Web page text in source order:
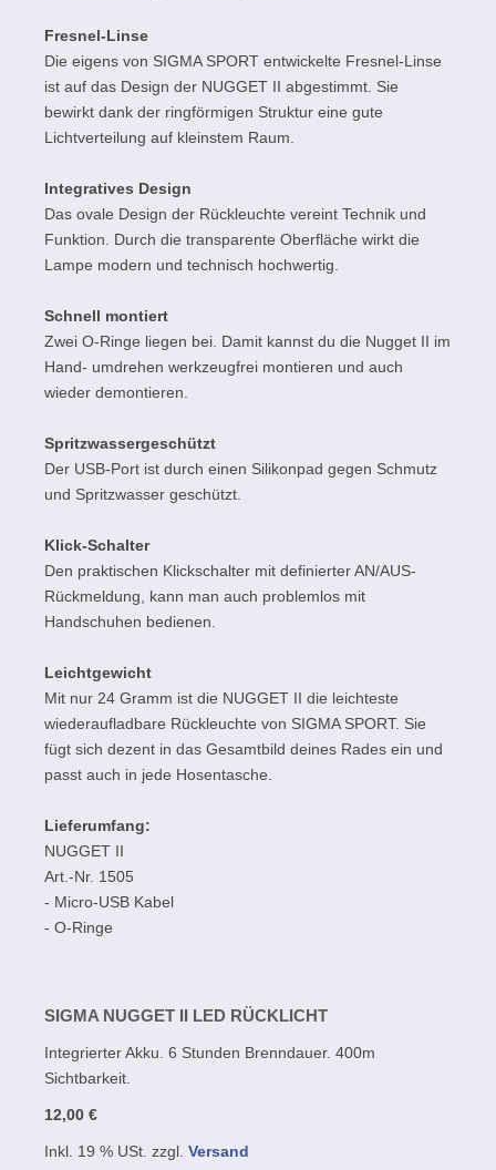
Fresnel-Linse
Die eigens von SIGMA SPORT entwickelte Fresnel-Linse
ist auf das Design der NUGGET II abgestimmt. Sie
bewirkt dank der ringförmigen Struktur eine gute
Lichtverteilung auf kleinstem Raum.
Integratives Design
Das ovale Design der Rückleuchte vereint Technik und
Funktion. Durch die transparente Oberfläche wirkt die
Lampe modern und technisch hochwertig.
Schnell montiert
Zwei O-Ringe liegen bei. Damit kannst du die Nugget II im
Hand- umdrehen werkzeugfrei montieren und auch
wieder demontieren.
Spritzwassergeschützt
Der USB-Port ist durch einen Silikonpad gegen Schmutz
und Spritzwasser geschützt.
Klick-Schalter
Den praktischen Klickschalter mit definierter AN/AUS-
Rückmeldung, kann man auch problemlos mit
Handschuhen bedienen.
Leichtgewicht
Mit nur 24 Gramm ist die NUGGET II die leichteste
wiederaufladbare Rückleuchte von SIGMA SPORT. Sie
fügt sich dezent in das Gesamtbild deines Rades ein und
passt auch in jede Hosentasche.
Lieferumfang:
NUGGET II
Art.-Nr. 1505
- Micro-USB Kabel
- O-Ringe
SIGMA NUGGET II LED RÜCKLICHT
Integrierter Akku. 6 Stunden Brenndauer. 400m
Sichtbarkeit.
12,00 €
Inkl. 19 % USt. zzgl. Versand